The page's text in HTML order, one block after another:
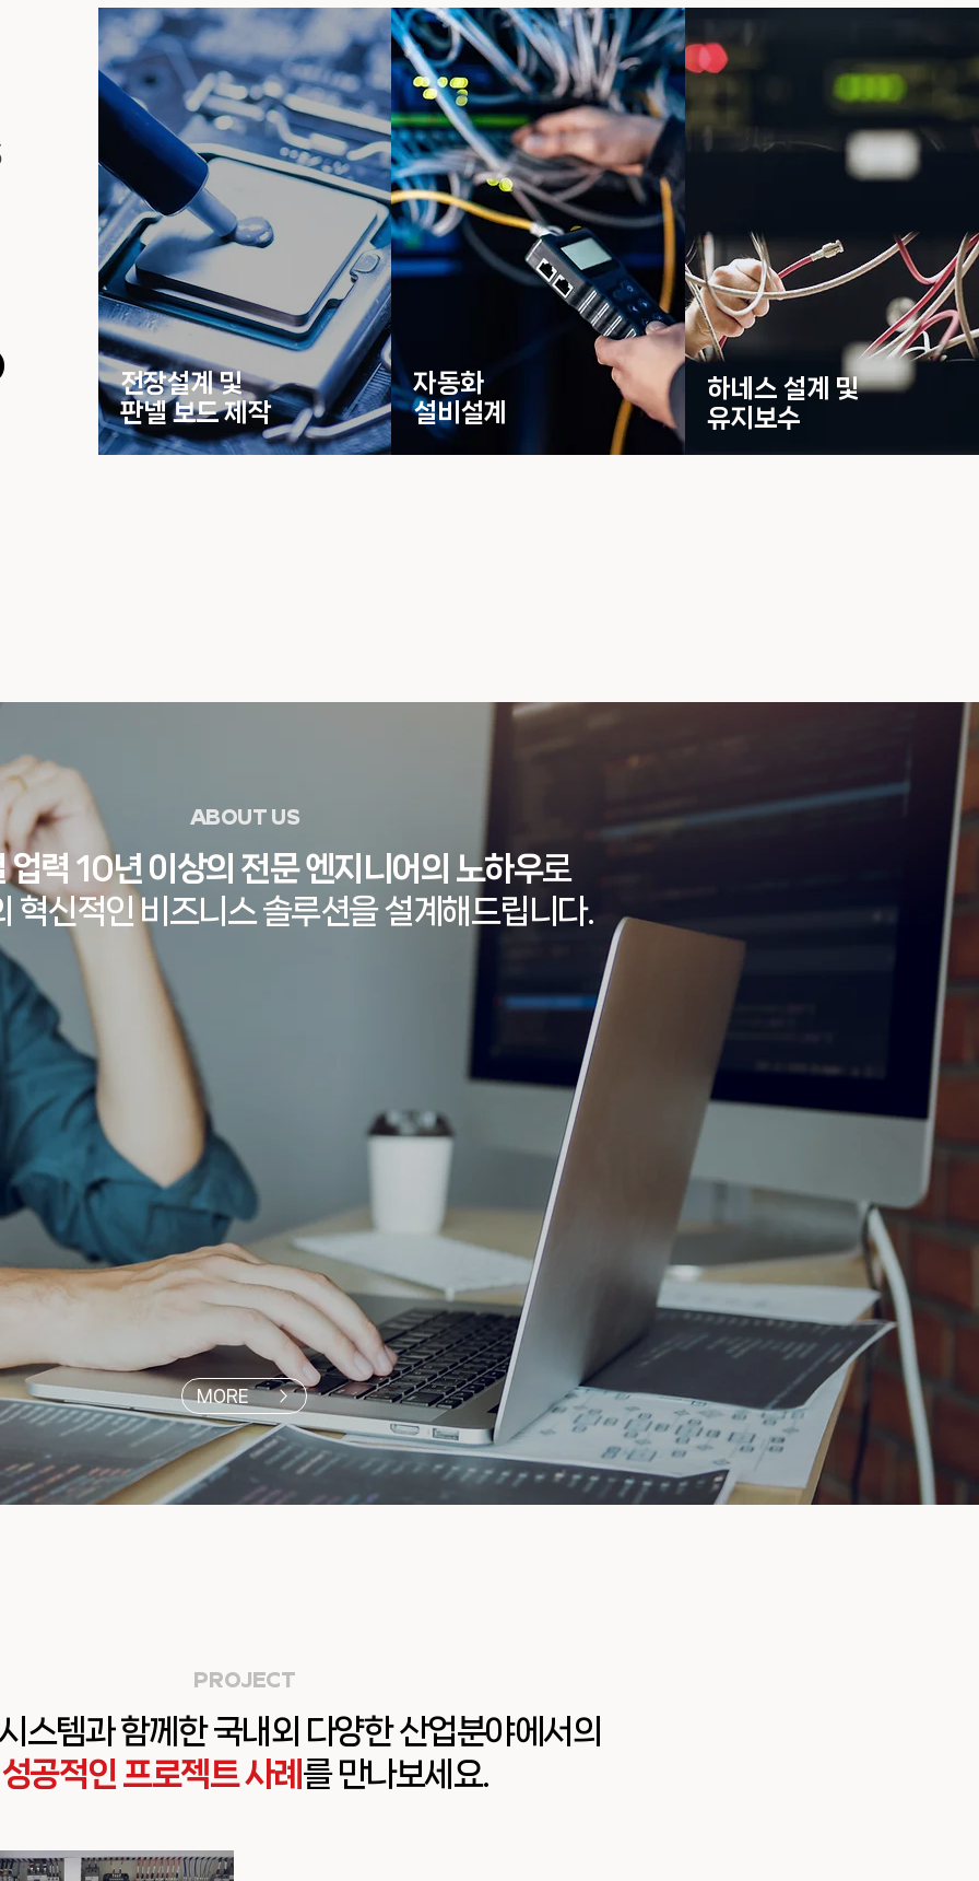
전장설계 및
​판넬 보드 제작
자동화
​설비설계
하네스 설계 ​및
유지보수
ABOUT US
업력 10년 이상의 전문 엔지니어의 노하우로
혁신적인 비즈니스 솔루션을 설계해드립니다.
Economic Feasibility
경제성
Diverse Portfolio
다양한 포트폴리오
MORE
PROJECT
스템과 함께한 국내외 다양한 산업분야에서의
성공적인 프로젝트 사례 를 만나보세요.